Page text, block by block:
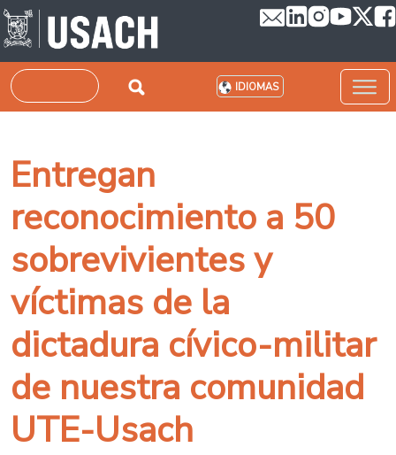
Pasar al contenido principal
Buscar IDIOMAS
Entregan
reconocimiento a 50
sobrevivientes y
víctimas de la
dictadura cívico-militar
de nuestra comunidad
UTE-Usach